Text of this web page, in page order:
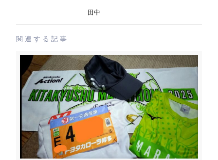
田中
関連する記事